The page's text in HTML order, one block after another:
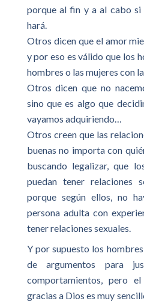
porque al fin y a al cabo si
hará.
Otros dicen que el amor
y por eso es válido que los
hombres o las mujeres con
Otros dicen que no
sino que es algo que
vayamos adquiriendo…
Otros creen que las
buenas no importa con
buscando legalizar, que
puedan tener relaciones
porque según ellos, no
persona adulta con
tener relaciones sexuales.
Y por supuesto los
de argumentos para
comportamientos, pero
gracias a Dios es muy